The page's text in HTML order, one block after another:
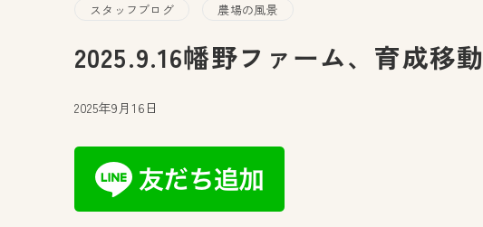
スタッフブログ 農場の風景
2025.9.16幡野ファーム、育成移動
2025年9月16日